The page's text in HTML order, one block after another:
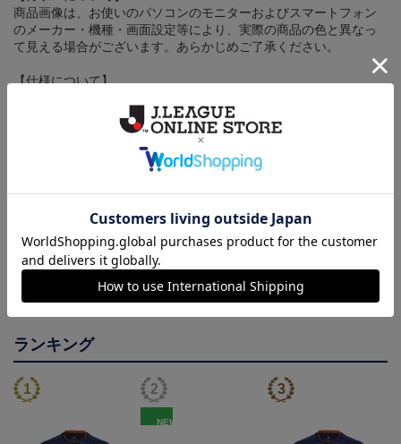
商品画像は、お使いのパソコンのモニターおよびスマートフォン
のメーカー・機種・画面設定等により、実際の商品の色と異なっ
て見える場合がございます。あらかじめご了承ください。
【仕様について】
告なく変更になることがございます。
ギフト対応について
ヘルプページ
ランキング
NEW